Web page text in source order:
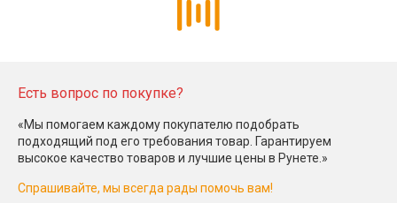
Есть вопрос по покупке?
«Мы помогаем каждому покупателю подобрать
подходящий под его требования товар. Гарантируем
высокое качество товаров и лучшие цены в Рунете.»
Спрашивайте, мы всегда рады помочь вам!